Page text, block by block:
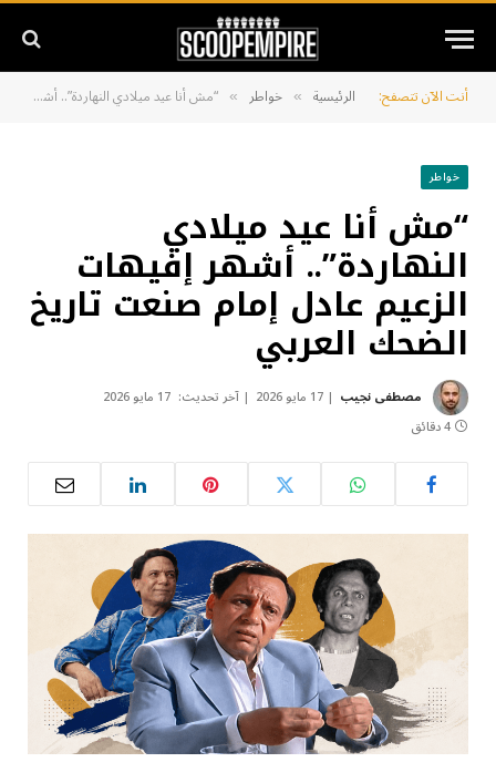
أنت الآن تتصفح: الرئيسية » خواطر » “مش أنا عيد ميلادي النهاردة”.. أشهر إفيهات الزعيم عادل إمام صنعت تاريخ الضحك العربي
خواطر
“مش أنا عيد ميلادي
النهاردة”.. أشهر إفيهات
الزعيم عادل إمام صنعت تاريخ
الضحك العربي
مصطفى نجيب 17 مايو 2026 آخر تحديث: 17 مايو 2026
4 دقائق